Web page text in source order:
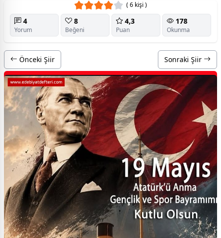
( 6 kişi )
4
Yorum
8
Beğeni
4,3
Puan
178
Okunma
Önceki Şiir Sonraki Şiir